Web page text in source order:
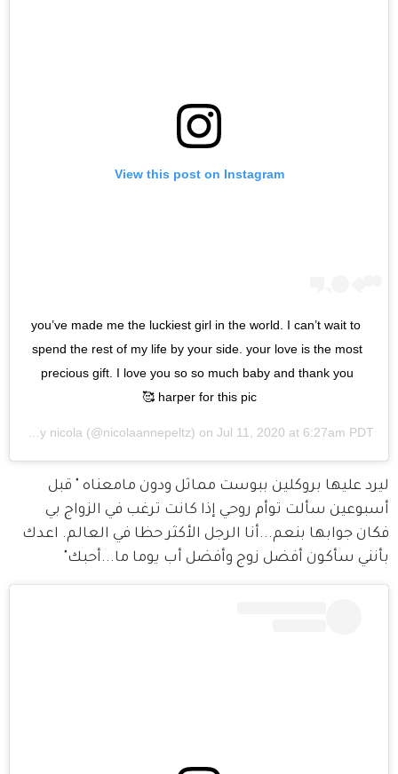
View this post on Instagram
you’ve made me the luckiest girl in the world. I can’t wait to
spend the rest of my life by your side. your love is the most
precious gift. I love you so so much baby and thank you
harper for this pic 🥰
nicola (@nicolaannepeltz) on Jul 11, 2020 at 6:27am PDT
ليرد عليها بروكلين ببوست مماثل ودون مامعناه " قبل
أسبوعين سألت توأم روحي إذا كانت ترغب في الزواج بي
فكان جوابها بنعم...أنا الرجل الأكثر حظا في العالم. اعدك
بأنني سأكون أفضل زوج وأفضل أب يوما ما...أحبك"